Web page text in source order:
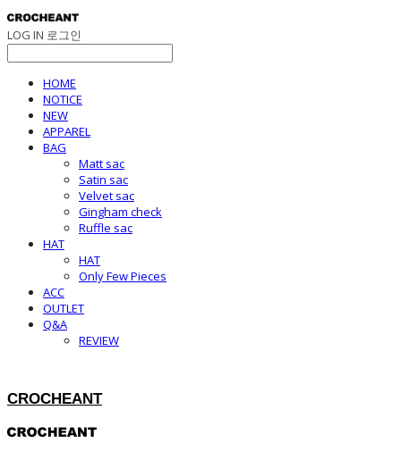
LOG IN 로그인
HOME
NOTICE
NEW
APPAREL
BAG
Matt sac
Satin sac
Velvet sac
Gingham check
Ruffle sac
HAT
HAT
Only Few Pieces
ACC
OUTLET
Q&A
REVIEW
CROCHEANT